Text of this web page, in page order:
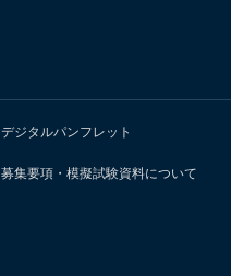
デジタルパンフレット
募集要項・模擬試験資料について